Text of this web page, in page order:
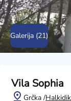
Galerija (21)
Vila Sophia
Grčka /